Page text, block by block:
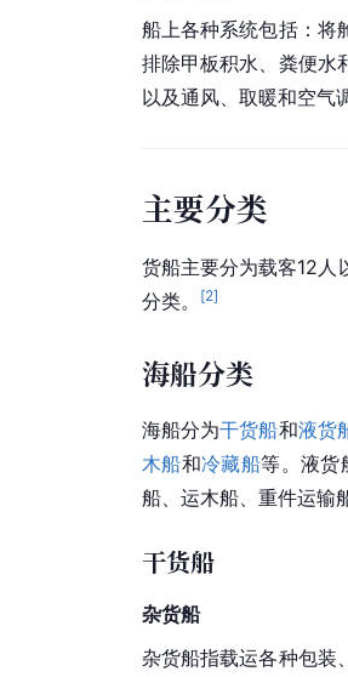
船上各种系统包括：将
排除甲板积水、粪便水
以及通风、取暖和空气
主要分类
货船主要分为载客12人
分类。
[2]
海船分类
海船分为干货船和液货
木船和冷藏船等。液货
船、运木船、重件运输
干货船
杂货船
杂货船指载运各种包装